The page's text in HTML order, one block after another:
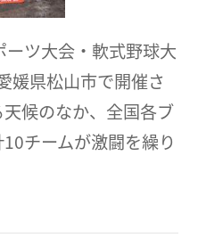
ツ大会・軟式野球大
媛県松山市で開催さ
候のなか、全国各ブ
チームが激闘を繰り